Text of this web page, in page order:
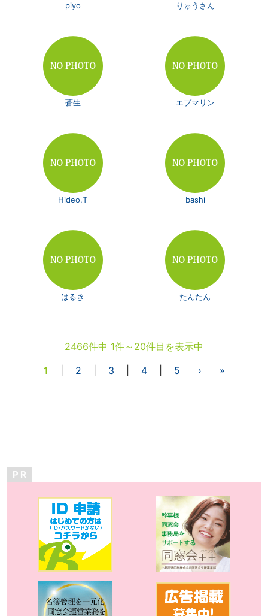
piyo りゅうさん
蒼生 エブマリン
Hideo.T bashi
はるき たんたん
2466件中 1件～20件目を表示中
1
2 3 4| 5 › »
P R